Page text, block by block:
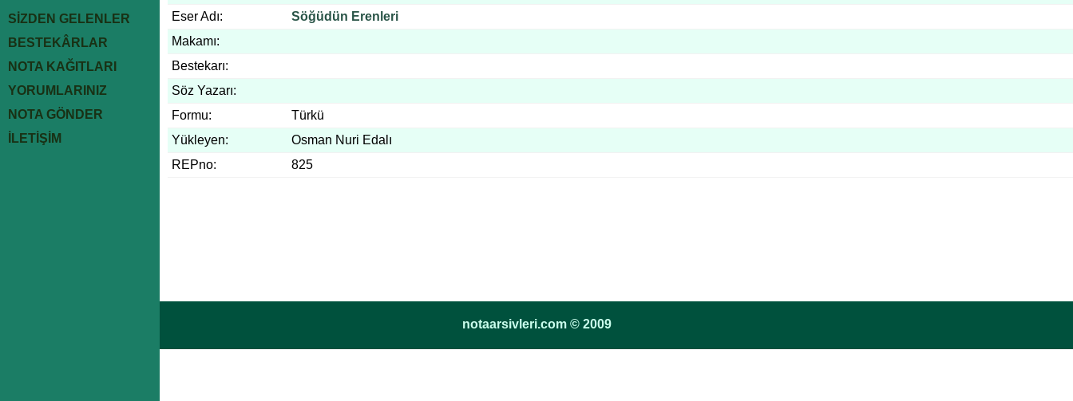
SİZDEN GELENLER
BESTEKÂRLAR
NOTA KAĞITLARI
YORUMLARINIZ
NOTA GÖNDER
İLETİŞİM
Eser Adı:
Söğüdün Erenleri
Makamı:
Bestekarı:
Söz Yazarı:
Formu:
Türkü
Yükleyen:
Osman Nuri Edalı
REPno:
825
notaarsivleri.com © 2009